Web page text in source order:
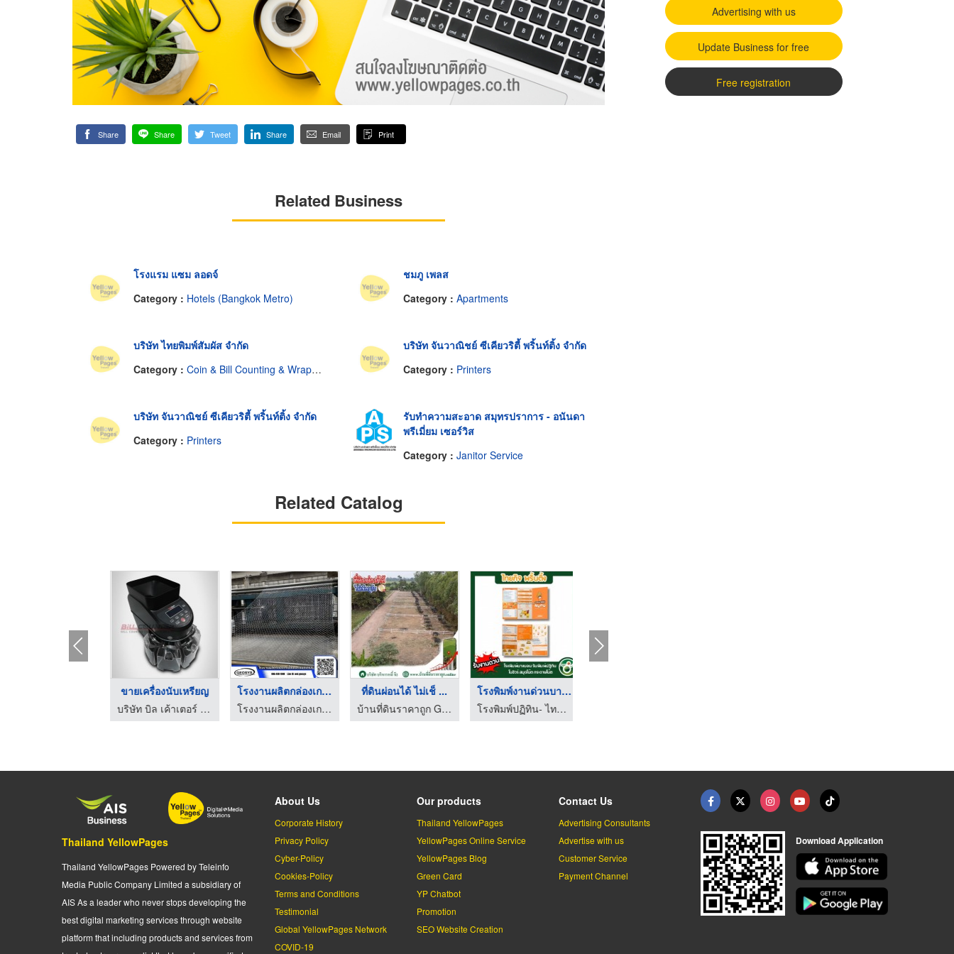
Share Share Tweet Share Email Print
Related Business
โรงแรม แซม ลอดจ์
Category : Hotels (Bangkok Metro)
ชมภู เพลส
Category : Apartments
บริษัท ไทยพิมพ์สัมผัส จำกัด
Category : Coin & Bill Counting & Wrapping Machines
บริษัท จันวาณิชย์ ซีเคียวริตี้ พริ้นท์ติ้ง จำกัด
Category : Printers
บริษัท จันวาณิชย์ ซีเคียวริตี้ พริ้นท์ติ้ง จำกัด
Category : Printers
รับทำความสะอาด สมุทรปราการ - อนันดา
พรีเมี่ยม เซอร์วิส
Category : Janitor Service
Related Catalog
ขายเครื่องนับเหรียญ
บริษัท บิล เค้าเตอร์ (ประเทศไทย) จำกัด
โรงงานผลิตกล่องเกเบี ...
โรงงานผลิตกล่องเกเบี้ยนและแมทเทรส
ที่ดินผ่อนได้ ไม่เช็ ...
บ้านที่ดินราคาถูก G2 โดย บริษัทบริหารหนี้ จี2 จำกัด
โรงพิมพ์งานด่วนบางบอ ...
โรงพิมพ์ปฏิทิน- ไทยกิจพริ้นติ้ง
Advertising with us
Update Business for free
Free registration
Thailand YellowPages
Thailand YellowPages Powered by Teleinfo
Media Public Company Limited a subsidiary of
AIS As a leader who never stops developing the
best digital marketing services through website
platform that including products and services from
About Us
Corporate History
Privacy Policy
Cyber-Policy
Cookies-Policy
Terms and Conditions
Testimonial
Global YellowPages Network
COVID-19
Our products
Thailand YellowPages
YellowPages Online Service
YellowPages Blog
Green Card
YP Chatbot
Promotion
SEO Website Creation
Contact Us
Advertising Consultants
Advertise with us
Customer Service
Payment Channel
Download Application